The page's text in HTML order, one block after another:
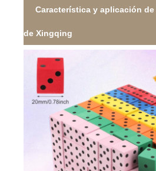
Característica y aplicación
de Xingqing